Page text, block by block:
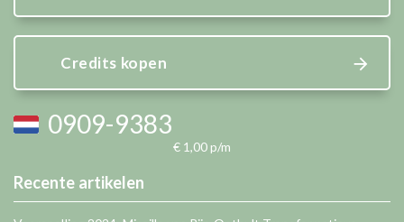
Credits kopen
0909-9383
€ 1,00 p/m
Recente artikelen